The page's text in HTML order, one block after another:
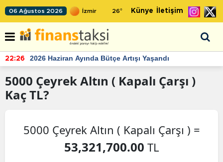
06 Ağustos 2026 26° Künye İletişim
22:26 2026 Haziran Ayında Bütçe Artışı Yaşandı
5000 Çeyrek Altın ( Kapalı Çarşı )
Kaç TL?
5000 Çeyrek Altın ( Kapalı Çarşı ) =
53,321,700.00 TL